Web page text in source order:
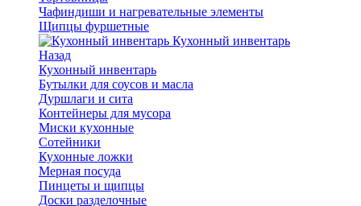
Чафиндиши и нагревательные элементы
Щипцы фуршетные
Кухонный инвентарь
Назад
Кухонный инвентарь
Бутылки для соусов и масла
Дуршлаги и сита
Контейнеры для мусора
Миски кухонные
Сотейники
Кухонные ложки
Мерная посуда
Пинцеты и щипцы
Доски разделочные